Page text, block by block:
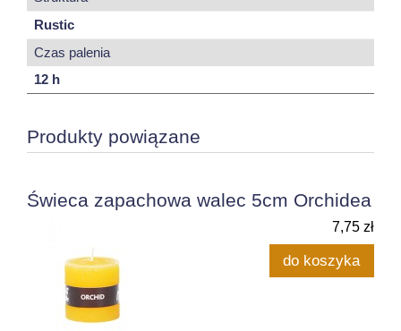
Rustic
Czas palenia
12 h
Produkty powiązane
Świeca zapachowa walec 5cm Orchidea
7,75 zł
do koszyka